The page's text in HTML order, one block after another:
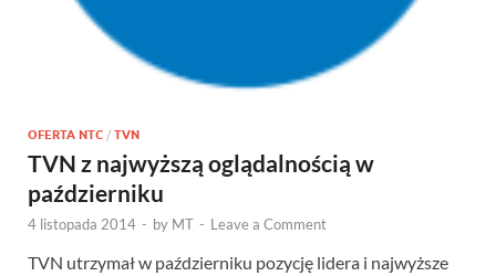
OFERTA NTC / TVN
TVN z najwyższą oglądalnością w
październiku
4 listopada 2014 - by MT - Leave a Comment
TVN utrzymał w październiku pozycję lidera i najwyższe